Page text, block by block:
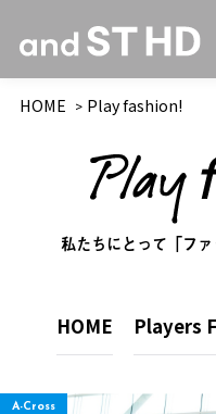
HOME Play fashion!
私たちにとって「フ
HOME Players
A-Cross